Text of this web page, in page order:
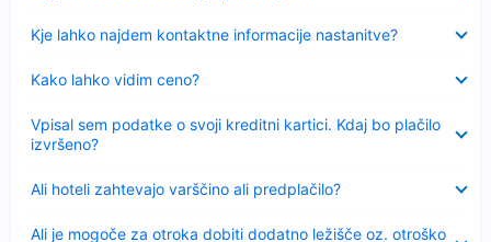
Kje lahko najdem kontaktne informacije nastanitve?
Kako lahko vidim ceno?
Vpisal sem podatke o svoji kreditni kartici. Kdaj bo plačilo
izvršeno?
Ali hoteli zahtevajo varščino ali predplačilo?
Ali je mogoče za otroka dobiti dodatno ležišče oz. otroško